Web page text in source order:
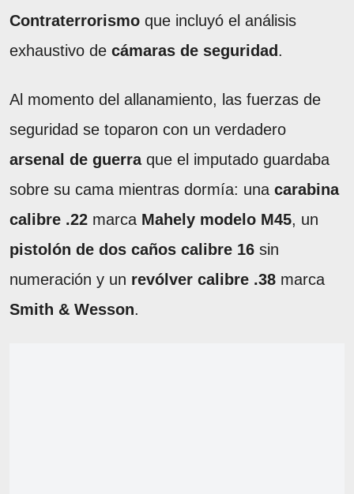
Contraterrorismo que incluyó el análisis
exhaustivo de cámaras de seguridad .
Al momento del allanamiento, las fuerzas de
seguridad se toparon con un verdadero
arsenal de guerraque el imputado guardaba
sobre su cama mientras dormía: una carabina
calibre .22 marca Mahely modelo M45, un
pistolón de dos caños calibre 16 sin
numeración y un revólver calibre .38 marca
Smith & Wesson.